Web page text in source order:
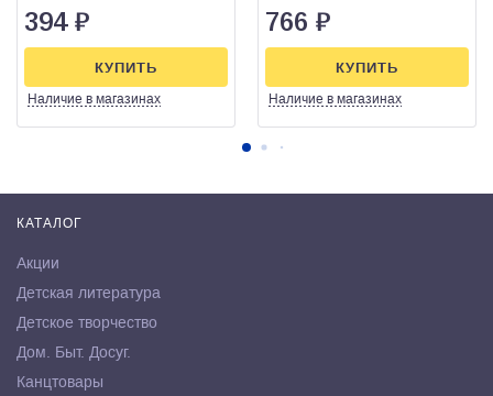
394 ₽
Наличие в магазинах
КУПИТЬ
766 ₽
Наличие в магазинах
КУПИТЬ
КАТАЛОГ
Акции
Детская литература
Детское творчество
Дом. Быт. Досуг.
Канцтовары